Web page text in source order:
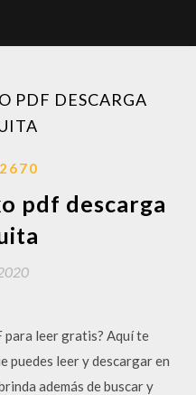
PDF DESCARGA
pdf descarga
para leer gratis? Aquí te
puedes leer y descargar en
además de buscar y